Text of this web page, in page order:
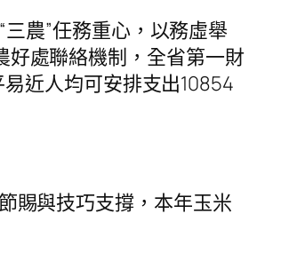
農”任務重心，以務虛舉
好處聯絡機制，全省第一財
近人均可安排支出10854
賜與技巧支撐，本年玉米